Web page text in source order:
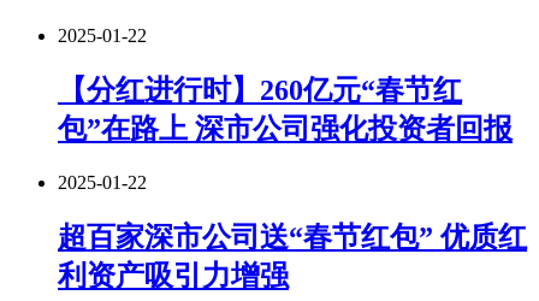
2025-01-22
【分红进行时】260亿元“春节红
包”在路上 深市公司强化投资者回报
2025-01-22
超百家深市公司送“春节红包” 优质红
利资产吸引力增强